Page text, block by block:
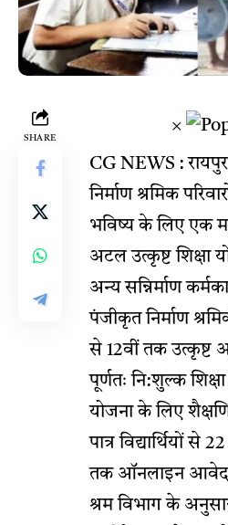
SHARE
×
CG NEWS :
निर्माण श्रमिक
भविष्य के लिए एक
अटल उत्कृष्ट शिक्षा
अन्य सन्निर्माण
पंजीकृत निर्माण
से 12वीं तक उत्कृष्ट
पूर्णतः नि:शुल्क
योजना के लिए
पात्र विद्यार्थियों
तक ऑनलाइन
श्रम विभाग के